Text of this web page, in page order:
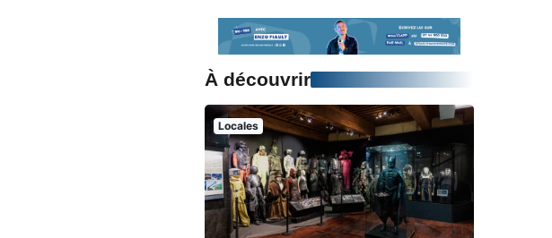
À découvrir
Locales